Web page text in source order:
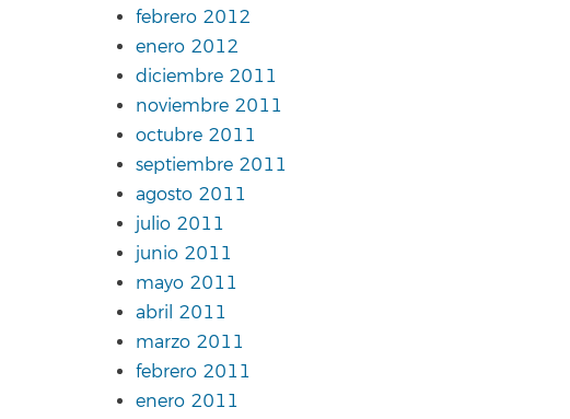
febrero 2012
enero 2012
diciembre 2011
noviembre 2011
octubre 2011
septiembre 2011
agosto 2011
julio 2011
junio 2011
mayo 2011
abril 2011
marzo 2011
febrero 2011
enero 2011